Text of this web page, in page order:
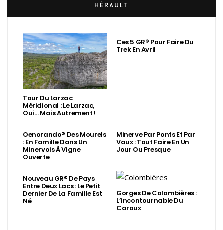
HÉRAULT
Tour Du Larzac
Méridional : Le Larzac,
Oui… Mais Autrement !
Ces 5 GR® Pour Faire Du
Trek En Avril
Oenorando® Des Mourels
: En Famille Dans Un
Minervois À Vigne
Ouverte
Minerve Par Ponts Et Par
Vaux : Tout Faire En Un
Jour Ou Presque
Nouveau GR® De Pays
Entre Deux Lacs : Le Petit
Dernier De La Famille Est
Né
Gorges De Colombières :
L’incontournable Du
Caroux